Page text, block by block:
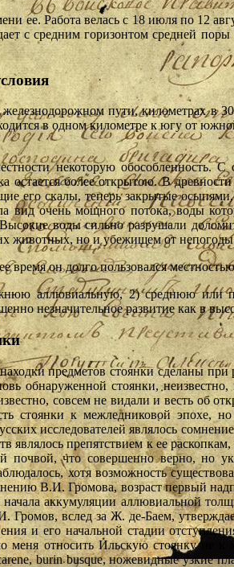
ее. Работа велась с 18 июля по 12
с средним горизонтом средней
пути, километрах в
в одном километре к югу от
некоторую обособленность. С
более открытою. В
его скалы, теперь закрытые
вид очень мощного потока, воды
воды сильно разрушали
животных, но и убежищем от
он долго пользовался
аллювиальную, 2) среднюю
незначительное развитие как в
предметов стоянки сделаны
обнаруженной стоянки, неизвестно,
совсем не видали и весть об
стоянки к межледниковой эпохе,
исследователей являлось
являлось препятствием к ее
что совершенно верно, но
хотя возможность
В.И. Громова, возраст первый
аккумуляции аллювиальной
вслед за Ж. де-Баем,
и его начальной стадии
относить Ильскую стоянку не к
burin busque, ножевидные узкие